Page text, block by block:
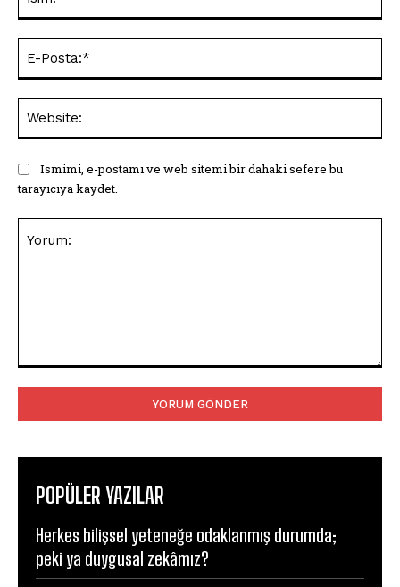
Ismimi, e-postamı ve web sitemi bir dahaki sefere bu
tarayıcıya kaydet.
POPÜLER YAZILAR
Herkes bilişsel yeteneğe odaklanmış durumda;
peki ya duygusal zekâmız?